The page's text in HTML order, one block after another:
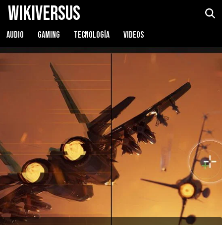
WikiVersus
AUDIO GAMING TECNOLOGÍA VIDEOS